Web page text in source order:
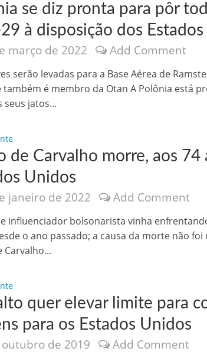
se diz pronta para pôr
à disposição dos
março de 2022 Add Comment
serão levadas para a Base Aérea de
também é membro da Otan A Polônia está
seus jatos...
de Carvalho morre, aos 74
Unidos
janeiro de 2022 Add Comment
influenciador bolsonarista vinha
o ano passado; a causa da morte não
Carvalho...
quer elevar limite para
para os Estados Unidos
de 2019 Add Comment